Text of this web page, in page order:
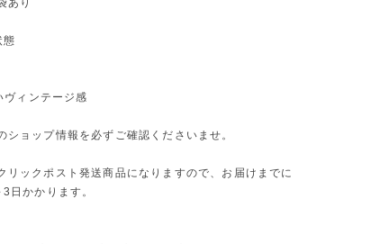
あり
態
ィンテージ感
ショップ情報を必ずご確認くださいませ。
リックポスト発送商品になりますので、お届けまでに
日かかります。